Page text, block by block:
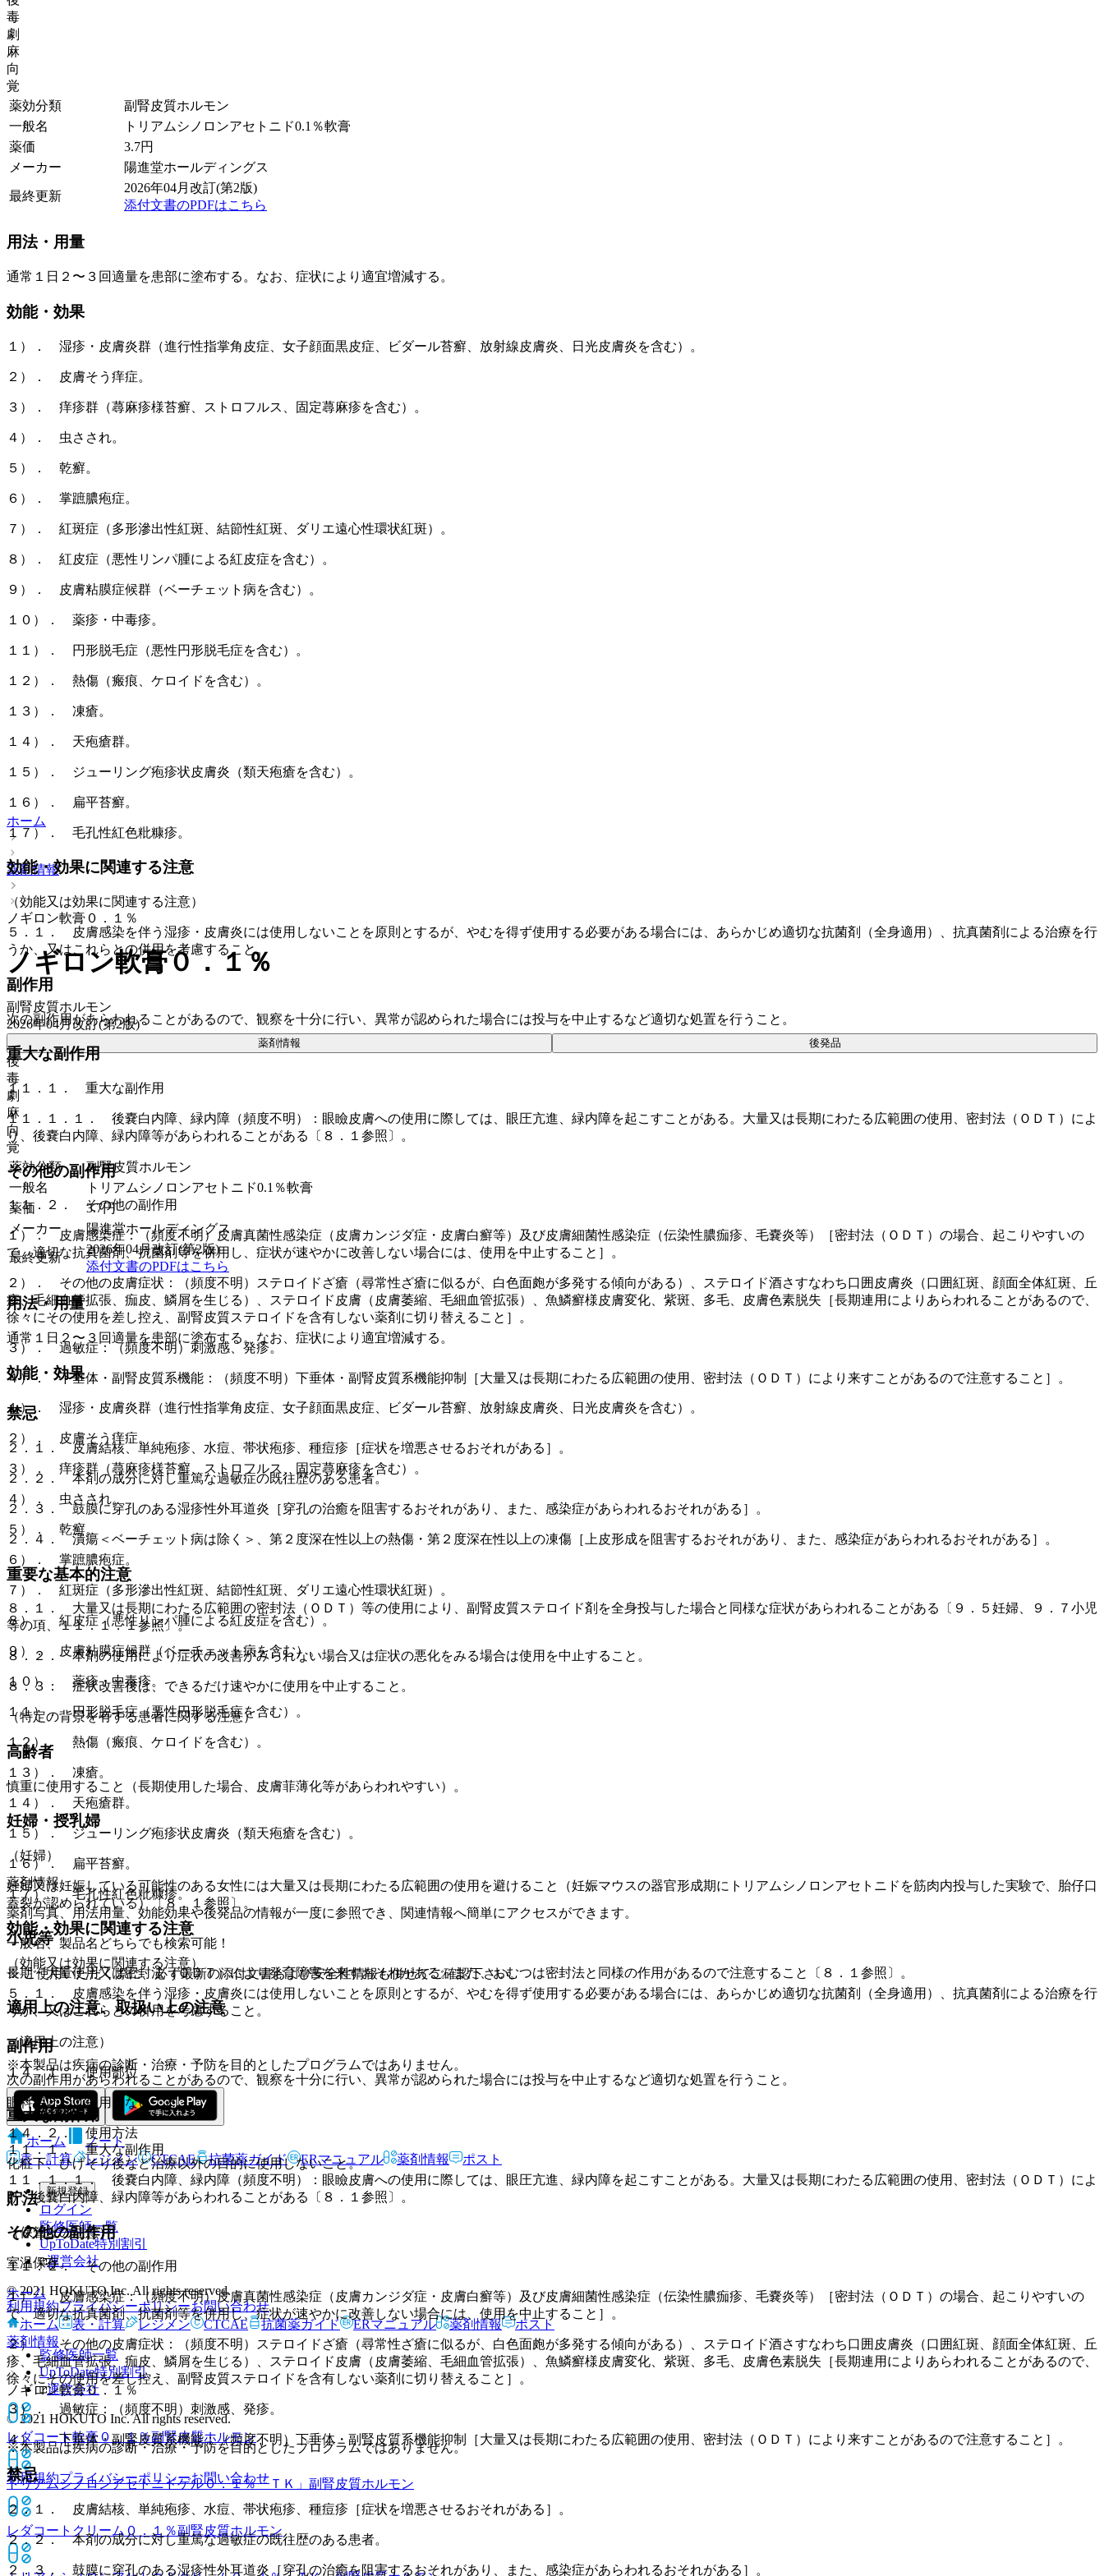
毒
劇
麻
向
覚
薬効分類
副腎皮質ホルモン
一般名
トリアムシノロンアセトニド0.1％軟膏
薬価
3.7円
メーカー
陽進堂ホールディングス
最終更新
2026年04月改訂(第2版)
添付文書のPDFはこちら
用法・用量
通常１日２〜３回適量を患部に塗布する。なお、症状により適宜増減する。
効能・効果
１）． 湿疹・皮膚炎群（進行性指掌角皮症、女子顔面黒皮症、ビダール苔癬、放射線皮膚炎、日光皮膚炎を含む）。
２）． 皮膚そう痒症。
３）． 痒疹群（蕁麻疹様苔癬、ストロフルス、固定蕁麻疹を含む）。
４）． 虫さされ。
５）． 乾癬。
６）． 掌蹠膿疱症。
７）． 紅斑症（多形滲出性紅斑、結節性紅斑、ダリエ遠心性環状紅斑）。
８）． 紅皮症（悪性リンパ腫による紅皮症を含む）。
９）． 皮膚粘膜症候群（ベーチェット病を含む）。
１０）． 薬疹・中毒疹。
１１）． 円形脱毛症（悪性円形脱毛症を含む）。
１２）． 熱傷（瘢痕、ケロイドを含む）。
１３）． 凍瘡。
１４）． 天疱瘡群。
１５）． ジューリング疱疹状皮膚炎（類天疱瘡を含む）。
１６）． 扁平苔癬。
１７）． 毛孔性紅色粃糠疹。
効能・効果に関連する注意
（効能又は効果に関連する注意）
５．１． 皮膚感染を伴う湿疹・皮膚炎には使用しないことを原則とするが、やむを得ず使用する必要がある場合には、あらかじめ適切な抗菌剤（全身適用）、抗真菌剤による治療を行
うか、又はこれらとの併用を考慮すること。
副作用
次の副作用があらわれることがあるので、観察を十分に行い、異常が認められた場合には投与を中止するなど適切な処置を行うこと。
重大な副作用
１１．１． 重大な副作用
１１．１．１． 後嚢白内障、緑内障（頻度不明）：眼瞼皮膚への使用に際しては、眼圧亢進、緑内障を起こすことがある。大量又は長期にわたる広範囲の使用、密封法（ＯＤＴ）によ
り、後嚢白内障、緑内障等があらわれることがある〔８．１参照〕。
その他の副作用
１１．２． その他の副作用
１）． 皮膚感染症：（頻度不明）皮膚真菌性感染症（皮膚カンジダ症・皮膚白癬等）及び皮膚細菌性感染症（伝染性膿痂疹、毛嚢炎等）［密封法（ＯＤＴ）の場合、起こりやすいの
で、適切な抗真菌剤、抗菌剤等を併用し、症状が速やかに改善しない場合には、使用を中止すること］。
２）． その他の皮膚症状：（頻度不明）ステロイドざ瘡（尋常性ざ瘡に似るが、白色面皰が多発する傾向がある）、ステロイド酒さすなわち口囲皮膚炎（口囲紅斑、顔面全体紅斑、丘
疹、毛細血管拡張、痂皮、鱗屑を生じる）、ステロイド皮膚（皮膚萎縮、毛細血管拡張）、魚鱗癬様皮膚変化、紫斑、多毛、皮膚色素脱失［長期連用によりあらわれることがあるので、
徐々にその使用を差し控え、副腎皮質ステロイドを含有しない薬剤に切り替えること］。
３）． 過敏症：（頻度不明）刺激感、発疹。
４）． 下垂体・副腎皮質系機能：（頻度不明）下垂体・副腎皮質系機能抑制［大量又は長期にわたる広範囲の使用、密封法（ＯＤＴ）により来すことがあるので注意すること］。
禁忌
２．１． 皮膚結核、単純疱疹、水痘、帯状疱疹、種痘疹［症状を増悪させるおそれがある］。
２．２． 本剤の成分に対し重篤な過敏症の既往歴のある患者。
２．３． 鼓膜に穿孔のある湿疹性外耳道炎［穿孔の治癒を阻害するおそれがあり、また、感染症があらわれるおそれがある］。
２．４． 潰瘍＜ベーチェット病は除く＞、第２度深在性以上の熱傷・第２度深在性以上の凍傷［上皮形成を阻害するおそれがあり、また、感染症があらわれるおそれがある］。
重要な基本的注意
８．１． 大量又は長期にわたる広範囲の密封法（ＯＤＴ）等の使用により、副腎皮質ステロイド剤を全身投与した場合と同様な症状があらわれることがある〔９．５妊婦、９．７小児
等の項、１１．１．１参照〕。
８．２． 本剤の使用により症状の改善がみられない場合又は症状の悪化をみる場合は使用を中止すること。
８．３． 症状改善後は、できるだけ速やかに使用を中止すること。
（特定の背景を有する患者に関する注意）
高齢者
慎重に使用すること（長期使用した場合、皮膚菲薄化等があらわれやすい）。
妊婦・授乳婦
（妊婦）
妊婦又は妊娠している可能性のある女性には大量又は長期にわたる広範囲の使用を避けること（妊娠マウスの器官形成期にトリアムシノロンアセトニドを筋肉内投与した実験で、胎仔口
蓋裂が認められている）〔８．１参照〕。
小児等
長期・大量使用又は密封法（ＯＤＴ）により発育障害を来すおそれがある。また、おむつは密封法と同様の作用があるので注意すること〔８．１参照〕。
適用上の注意、取扱い上の注意
（適用上の注意）
１４．１． 使用部位
眼科用として使用しないこと。
１４．２． 使用方法
化粧下、ひげそり後など治療以外の目的に使用しないこと。
貯法
（保管上の注意）
室温保存。
ホーム
薬剤情報
ノギロン軟膏０．１％
レダコート軟膏０．１％副腎皮質ホルモン
トリアムシノロンアセトニドゲル０．１％「ＴＫ」 副腎皮質ホルモン
レダコートクリーム０．１％副腎皮質ホルモン
ホーム
薬剤情報
ノギロン軟膏０．１％
ノギロン軟膏０．１％
副腎皮質ホルモン
2026年04月改訂(第2版)
薬剤情報 後発品
後
毒
劇
麻
向
覚
薬効分類
副腎皮質ホルモン
一般名
トリアムシノロンアセトニド0.1％軟膏
薬価
3.7円
メーカー
陽進堂ホールディングス
最終更新
2026年04月改訂(第2版)
添付文書のPDFはこちら
用法・用量
通常１日２〜３回適量を患部に塗布する。なお、症状により適宜増減する。
効能・効果
１）． 湿疹・皮膚炎群（進行性指掌角皮症、女子顔面黒皮症、ビダール苔癬、放射線皮膚炎、日光皮膚炎を含む）。
２）． 皮膚そう痒症。
３）． 痒疹群（蕁麻疹様苔癬、ストロフルス、固定蕁麻疹を含む）。
４）． 虫さされ。
５）． 乾癬。
６）． 掌蹠膿疱症。
７）． 紅斑症（多形滲出性紅斑、結節性紅斑、ダリエ遠心性環状紅斑）。
８）． 紅皮症（悪性リンパ腫による紅皮症を含む）。
９）． 皮膚粘膜症候群（ベーチェット病を含む）。
１０）． 薬疹・中毒疹。
１１）． 円形脱毛症（悪性円形脱毛症を含む）。
１２）． 熱傷（瘢痕、ケロイドを含む）。
１３）． 凍瘡。
１４）． 天疱瘡群。
１５）． ジューリング疱疹状皮膚炎（類天疱瘡を含む）。
１６）． 扁平苔癬。
１７）． 毛孔性紅色粃糠疹。
効能・効果に関連する注意
（効能又は効果に関連する注意）
５．１． 皮膚感染を伴う湿疹・皮膚炎には使用しないことを原則とするが、やむを得ず使用する必要がある場合には、あらかじめ適切な抗菌剤（全身適用）、抗真菌剤による治療を行
うか、又はこれらとの併用を考慮すること。
副作用
次の副作用があらわれることがあるので、観察を十分に行い、異常が認められた場合には投与を中止するなど適切な処置を行うこと。
重大な副作用
１１．１． 重大な副作用
１１．１．１． 後嚢白内障、緑内障（頻度不明）：眼瞼皮膚への使用に際しては、眼圧亢進、緑内障を起こすことがある。大量又は長期にわたる広範囲の使用、密封法（ＯＤＴ）によ
り、後嚢白内障、緑内障等があらわれることがある〔８．１参照〕。
その他の副作用
１１．２． その他の副作用
１）． 皮膚感染症：（頻度不明）皮膚真菌性感染症（皮膚カンジダ症・皮膚白癬等）及び皮膚細菌性感染症（伝染性膿痂疹、毛嚢炎等）［密封法（ＯＤＴ）の場合、起こりやすいの
で、適切な抗真菌剤、抗菌剤等を併用し、症状が速やかに改善しない場合には、使用を中止すること］。
２）． その他の皮膚症状：（頻度不明）ステロイドざ瘡（尋常性ざ瘡に似るが、白色面皰が多発する傾向がある）、ステロイド酒さすなわち口囲皮膚炎（口囲紅斑、顔面全体紅斑、丘
疹、毛細血管拡張、痂皮、鱗屑を生じる）、ステロイド皮膚（皮膚萎縮、毛細血管拡張）、魚鱗癬様皮膚変化、紫斑、多毛、皮膚色素脱失［長期連用によりあらわれることがあるので、
徐々にその使用を差し控え、副腎皮質ステロイドを含有しない薬剤に切り替えること］。
３）． 過敏症：（頻度不明）刺激感、発疹。
４）． 下垂体・副腎皮質系機能：（頻度不明）下垂体・副腎皮質系機能抑制［大量又は長期にわたる広範囲の使用、密封法（ＯＤＴ）により来すことがあるので注意すること］。
禁忌
２．１． 皮膚結核、単純疱疹、水痘、帯状疱疹、種痘疹［症状を増悪させるおそれがある］。
２．２． 本剤の成分に対し重篤な過敏症の既往歴のある患者。
２．３． 鼓膜に穿孔のある湿疹性外耳道炎［穿孔の治癒を阻害するおそれがあり、また、感染症があらわれるおそれがある］。
薬剤情報
薬剤写真、用法用量、効能効果や後発品の情報が一度に参照でき、関連情報へ簡単にアクセスができます。
一般名、製品名どちらでも検索可能！
※ ご使用いただく際に、必ず最新の添付文書および安全性情報も併せてご確認下さい。
※本製品は疾病の診断・治療・予防を目的としたプログラムではありません。
ホーム
ノート
表・計算
レジメン CTCAE 抗菌薬ガイド ERマニュアル 薬剤情報 ポスト
新規登録
ログイン
監修医師一覧
UpToDate特別割引
運営会社
© 2021 HOKUTO Inc. All rights reserved.
利用規約プライバシーポリシーお問い合わせ
ホーム
表・計算 レジメン CTCAE 抗菌薬ガイド ERマニュアル 薬剤情報 ポスト
監修医師一覧
UpToDate特別割引
運営会社
© 2021 HOKUTO Inc. All rights reserved.
※本製品は疾病の診断・治療・予防を目的としたプログラムではありません。
利用規約プライバシーポリシーお問い合わせ